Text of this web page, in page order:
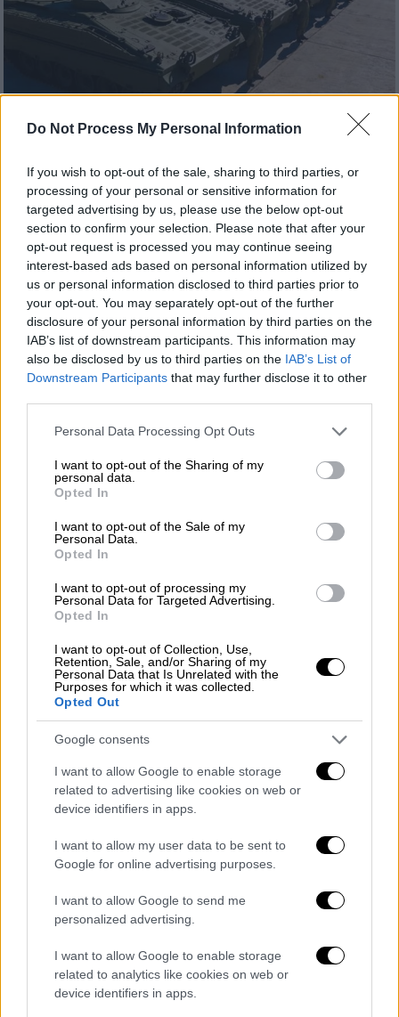
Do Not Process My Personal Information
If you wish to opt-out of the sale, sharing to third parties, or
processing of your personal or sensitive information for
targeted advertising by us, please use the below opt-out
section to confirm your selection. Please note that after your
opt-out request is processed you may continue seeing
interest-based ads based on personal information utilized by
us or personal information disclosed to third parties prior to
your opt-out. You may separately opt-out of the further
disclosure of your personal information by third parties on the
IAB’s list of downstream participants. This information may
also be disclosed by us to third parties on the IAB’s List of
Downstream Participants that may further disclose it to other
Please note that this website/app uses one or more Google
not limited to your visit or usage behaviour. You may click to
grant or deny consent to Google and its third-party tags to
use your data for below specified purposes in below Google
consent section.
Personal Data Processing Opt Outs
I want to opt-out of the Sharing of my
personal data.
Opted In
I want to opt-out of the Sale of my
Personal Data.
Opted In
I want to opt-out of processing my
Personal Data for Targeted Advertising.
Opted In
I want to opt-out of Collection, Use,
Retention, Sale, and/or Sharing of my
Personal Data that Is Unrelated with the
Purposes for which it was collected.
Opted Out
Google consents
I want to allow Google to enable storage
related to advertising like cookies on web or
device identifiers in apps.
I want to allow my user data to be sent to
Google for online advertising purposes.
I want to allow Google to send me
personalized advertising.
I want to allow Google to enable storage
related to analytics like cookies on web or
device identifiers in apps.
Ελλάδα|18.10.2022 14:02
Στην Ελλάδα τα πρώτα έξι
τεθωρακισμένα οχήματα μάχης Marder
1A3 - Δείτε εικόνες
Η άφιξη των Μarder 1Α3 θα συνεχιστεί και
το επόμενο χρονικό διάστημα
ΟΒΑ: Παίρνουν παράταση οι προσλήψεις
στις Ένοπλες Δυνάμεις - Ποια είναι η
νέα προθεσμία για τις αιτήσεις
Μέχρι πότε δόθηκε παράταση για τους
υποψήφιους Οπλίτες Βραχείας
Ανακατάταξης